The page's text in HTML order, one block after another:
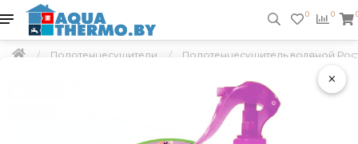
×
0 0
Полотенцесушители Полотенцесушитель водяной